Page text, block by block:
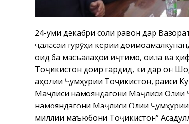
24-уми декабри соли равон дар
ҷаласаи гурӯҳи кории
оид ба масъалаҳои иҷтимоӣ, оила ва
Тоҷикистон доир гардид, ки дар он
аҳолии Ҷумҳурии Тоҷикистон, раиси
Маҷлиси намояндагони Маҷлиси Олии
намояндагони Маҷлиси Олии
миллии маъюбони Тоҷикистон”